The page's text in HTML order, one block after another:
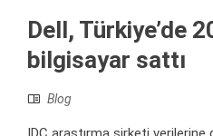
Dell, Türkiye’de
bilgisayar sattı
Blog